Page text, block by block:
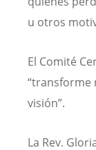
u otros
El Comité
“transforme
visión”.
La Rev.